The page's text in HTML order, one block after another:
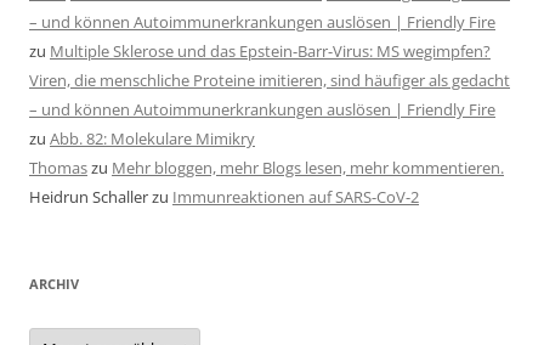
– und können Autoimmunerkrankungen auslösen | Friendly Fire
zu Multiple Sklerose und das Epstein-Barr-Virus: MS wegimpfen?
Viren, die menschliche Proteine imitieren, sind häufiger als gedacht
– und können Autoimmunerkrankungen auslösen | Friendly Fire
zu Abb. 82: Molekulare Mimikry
Thomaszu Mehr bloggen, mehr Blogs lesen, mehr kommentieren.
Heidrun Schallerzu Immunreaktionen auf SARS-CoV-2
ARCHIV
Archiv